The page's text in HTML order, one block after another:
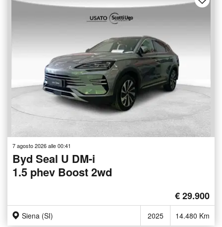
7 agosto 2026 alle 00:41
Byd Seal U DM-i
1.5 phev Boost 2wd
€ 29.900
Siena (SI) 2025 14.480 Km